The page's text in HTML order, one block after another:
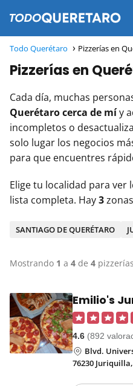
Todo Querétaro Pizzerías en
Pizzerías en
Cada día, muchas
Querétaro cerca de míy
incompletos o
solo lugar los negocios
para que encuentres
Elige tu localidad para ver
lista completa. Hay3
SANTIAGO DE QUERÉTARO
Mostrando 1 a 4 de 4
Emilio's
4.6 (892
Blvd.
76230